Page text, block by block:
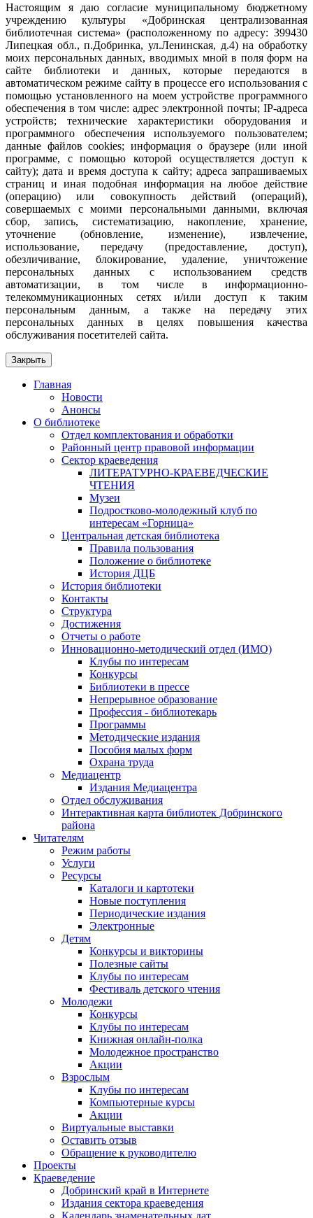
Настоящим я даю согласие муниципальному бюджетному
учреждению культуры «Добринская централизованная
библиотечная система» (расположенному по адресу: 399430
Липецкая обл., п.Добринка, ул.Ленинская, д.4) на обработку
моих персональных данных, вводимых мной в поля форм на
сайте библиотеки и данных, которые передаются в
автоматическом режиме сайту в процессе его использования с
помощью установленного на моем устройстве программного
обеспечения в том числе: адрес электронной почты; IP-адреса
устройств; технические характеристики оборудования и
программного обеспечения используемого пользователем;
данные файлов cookies; информация о браузере (или иной
программе, с помощью которой осуществляется доступ к
сайту); дата и время доступа к сайту; адреса запрашиваемых
страниц и иная подобная информация на любое действие
(операцию) или совокупность действий (операций),
совершаемых с моими персональными данными, включая
сбор, запись, систематизацию, накопление, хранение,
уточнение (обновление, изменение), извлечение,
использование, передачу (предоставление, доступ),
обезличивание, блокирование, удаление, уничтожение
персональных данных с использованием средств
автоматизации, в том числе в информационно-
телекоммуникационных сетях и/или доступ к таким
персональным данным, а также на передачу этих
персональных данных в целях повышения качества
обслуживания посетителей сайта.
Закрыть
Главная
Новости
Анонсы
О библиотеке
Отдел комплектования и обработки
Районный центр правовой информации
Сектор краеведения
ЛИТЕРАТУРНО-КРАЕВЕДЧЕСКИЕ
ЧТЕНИЯ
Музеи
Подростково-молодежный клуб по
интересам «Горница»
Центральная детская библиотека
Правила пользования
Положение о библиотеке
История ДЦБ
История библиотеки
Контакты
Структура
Достижения
Отчеты о работе
Инновационно-методический отдел (ИМО)
Клубы по интересам
Конкурсы
Библиотеки в прессе
Непрерывное образование
Профессия - библиотекарь
Программы
Методические издания
Пособия малых форм
Охрана труда
Медиацентр
Издания Медиацентра
Отдел обслуживания
Интерактивная карта библиотек Добринского
района
Читателям
Режим работы
Услуги
Ресурсы
Каталоги и картотеки
Новые поступления
Периодические издания
Электронные
Детям
Конкурсы и викторины
Полезные сайты
Клубы по интересам
Фестиваль детского чтения
Молодежи
Конкурсы
Клубы по интересам
Книжная онлайн-полка
Молодежное пространство
Акции
Взрослым
Клубы по интересам
Компьютерные курсы
Акции
Виртуальные выставки
Оставить отзыв
Обращение к руководителю
Проекты
Краеведение
Добринский край в Интернете
Издания сектора краеведения
Календарь знаменательных дат